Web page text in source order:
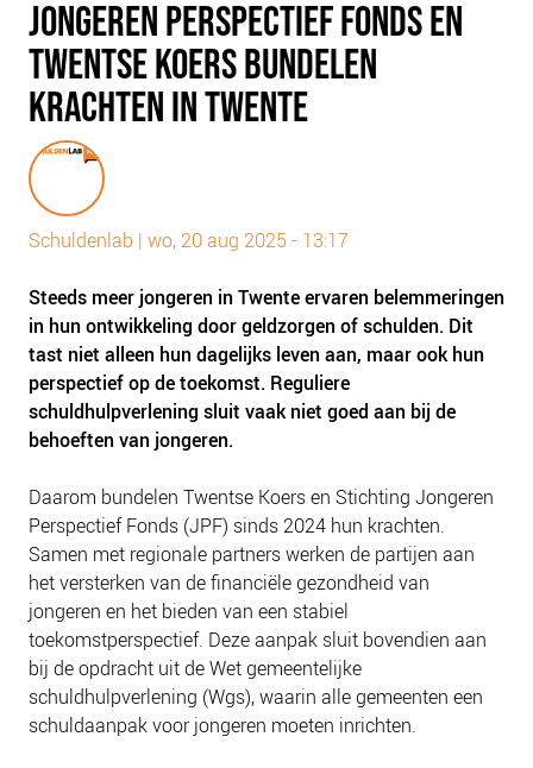
PLINKR NAZORG
SOCIALDEBT
DOORBRAAKMETHODE
DE VOORZIENINGENWIJZER
NEDERLANDSE SCHULDHULPROUTE (NSR)
VISIE EN MISSIE
HET TEAM
ONZE PARTNERS
VACATURES
IN DE MEDIA
OVER NCFG
NIEUWS
BLOGS
JONGEREN PERSPECTIEF FONDS EN
TWENTSE KOERS BUNDELEN
KRACHTEN IN TWENTE
Schuldenlab | wo, 20 aug 2025 - 13:17
Steeds meer jongeren in Twente ervaren belemmeringen
in hun ontwikkeling door geldzorgen of schulden. Dit
tast niet alleen hun dagelijks leven aan, maar ook hun
perspectief op de toekomst. Reguliere
schuldhulpverlening sluit vaak niet goed aan bij de
behoeften van jongeren.
Daarom bundelen Twentse Koers en Stichting Jongeren
Perspectief Fonds (JPF) sinds 2024 hun krachten.
Samen met regionale partners werken de partijen aan
het versterken van de financiële gezondheid van
jongeren en het bieden van een stabiel
toekomstperspectief. Deze aanpak sluit bovendien aan
bij de opdracht uit de Wet gemeentelijke
schuldhulpverlening (Wgs), waarin alle gemeenten een
schuldaanpak voor jongeren moeten inrichten.